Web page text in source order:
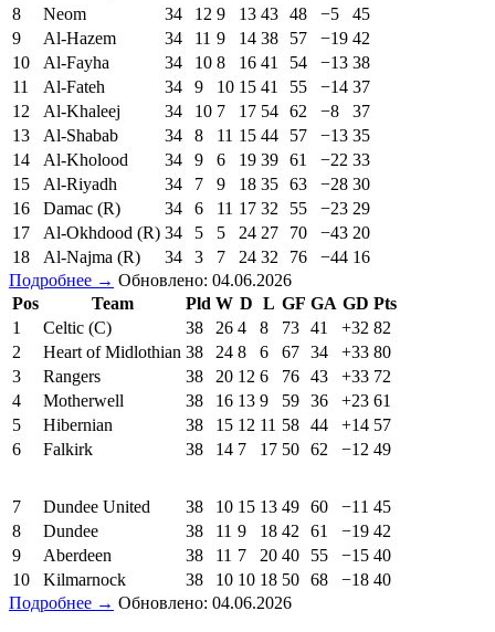
8
Neom 34 12 9 13 43 48 −5
45
9
Al-Hazem 34 11 9 14 38 57 −19 42
10
Al-Fayha 34 10 8 16 41 54 −13 38
11
Al-Fateh 34 9 10 15 41 55 −14 37
12
Al-Khaleej 34 10 7 17 54 62 −8
37
13
Al-Shabab 34 8 11 15 44 57 −13 35
14
Al-Kholood 34 9 6 19 39 61 −22 33
15
Al-Riyadh 34 7 9 18 35 63 −28 30
16
Damac (R) 34 6 11 17 32 55 −23 29
17
Al-Okhdood (R) 34 5 5 24 27 70 −43 20
18
Al-Najma (R) 34 3 7 24 32 76 −44 16
Подробнее → Обновлено: 04.06.2026
Pos
Team Pld W D L GF GA GD Pts
1
Celtic (C) 38 26 4 8 73 41 +32 82
2
Heart of Midlothian 38 24 8 6 67 34 +33 80
3
Rangers 38 20 12 6 76 43 +33 72
4
Motherwell 38 16 13 9 59 36 +23 61
5
Hibernian 38 15 12 11 58 44 +14 57
6
Falkirk 38 14 7 17 50 62 −12 49
7 Dundee United 38 10 15 13 49 60 −11 45
8
Dundee 38 11 9 18 42 61 −19 42
9
Aberdeen 38 11 7 20 40 55 −15 40
10
Kilmarnock 38 10 10 18 50 68 −18 40
Подробнее → Обновлено: 04.06.2026